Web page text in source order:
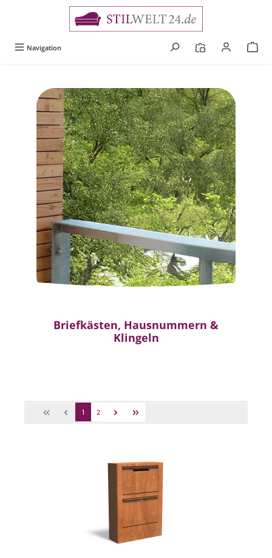
Navigation
Briefkästen, Hausnummern &
Klingeln
1 2